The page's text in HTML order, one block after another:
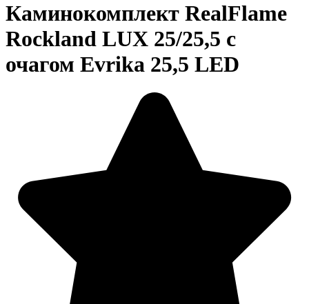
Каминокомплект RealFlame
Rockland LUX 25/25,5 с
очагом Evrika 25,5 LED